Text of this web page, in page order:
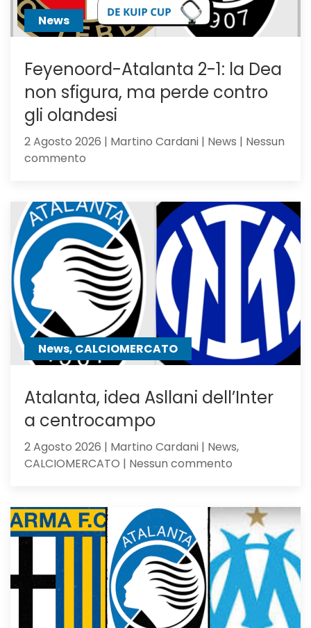
News
Feyenoord-Atalanta 2-1: la Dea
non sfigura, ma perde contro
gli olandesi
2 Agosto 2026 | Martino Cardani | News | Nessun
commento
2-
1:
la
Dea
non
sfigura,
ma
perde
contro
gli
News, CALCIOMERCATO
Atalanta, idea Asllani dell’Inter
a centrocampo
2 Agosto 2026 | Martino Cardani | News,
CALCIOMERCATO | Nessun commento
Asllani
dell’Inter
a
centrocampo